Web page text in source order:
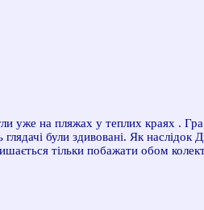
уже на пляжах у теплих краях .
були здивовані. Як
тільки побажати обом